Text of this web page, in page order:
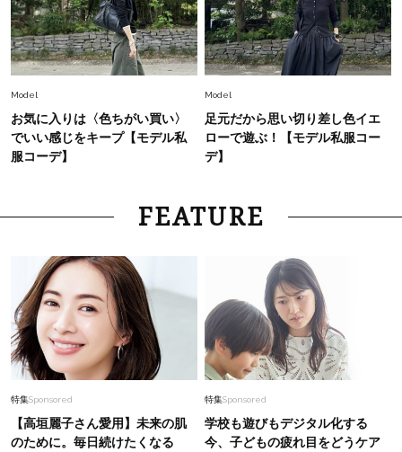
とくせ黒ワンピ】〈5選〉
Fashion 2026.7.9
Fashion
【ユニクロだけで】私立ママの運動会にぴったり
の「キレイめカジュアルコーデ」は？
〈UNIQLO3選〉
Model
お気に入りは〈色ちがい買い〉
でいい感じをキープ【モデル私
服コーデ】
Model
足元だから思い切り差し色イエ
ローで遊ぶ！【モデル私服コー
デ】
FEATURE
特集Sponsored
【高垣麗子さん愛用】未来の肌
のために。毎日続けたくなる
特集Sponsored
学校も遊びもデジタル化する
今、子どもの疲れ目をどうケア